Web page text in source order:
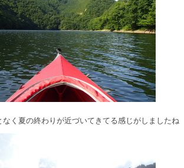
く夏の終わりが近づいてきてる感じがしましたね